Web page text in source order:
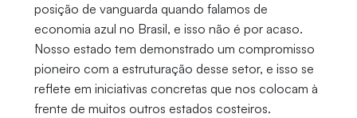
posição de vanguarda quando falamos de
economia azul no Brasil, e isso não é por acaso.
Nosso estado tem demonstrado um compromisso
pioneiro com a estruturação desse setor, e isso se
reflete em iniciativas concretas que nos colocam à
frente de muitos outros estados costeiros.